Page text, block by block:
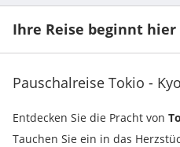
Ihre Reise beginnt hier
Pauschalreise Tokio -
Entdecken Sie die Pracht von
Tauchen Sie ein in das